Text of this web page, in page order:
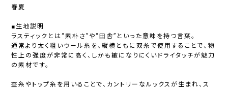
春夏
■生地説明
ラスティックとは“素朴さ”や“田舎”といった意味を持つ言葉。
通常より太く粗いウール糸を、縦横ともに双糸で使用することで、物
性上の強度が非常に高く、しかも皺になりにくいドライタッチが魅力
の素材です。
杢糸やトップ糸を用いることで、カントリーなルックスが生まれ、ス